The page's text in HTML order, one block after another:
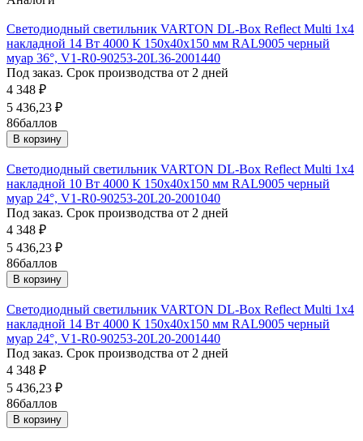
Светодиодный светильник VARTON DL-Box Reflect Multi 1x4
накладной 14 Вт 4000 К 150х40х150 мм RAL9005 черный
муар 36°, V1-R0-90253-20L36-2001440
Под заказ. Срок производства от 2 дней
4 348 ₽
5 436,23 ₽
86баллов
В корзину
Светодиодный светильник VARTON DL-Box Reflect Multi 1x4
накладной 10 Вт 4000 К 150х40х150 мм RAL9005 черный
муар 24°, V1-R0-90253-20L20-2001040
Под заказ. Срок производства от 2 дней
4 348 ₽
5 436,23 ₽
86баллов
В корзину
Светодиодный светильник VARTON DL-Box Reflect Multi 1x4
накладной 14 Вт 4000 К 150х40х150 мм RAL9005 черный
муар 24°, V1-R0-90253-20L20-2001440
Под заказ. Срок производства от 2 дней
4 348 ₽
5 436,23 ₽
86баллов
В корзину